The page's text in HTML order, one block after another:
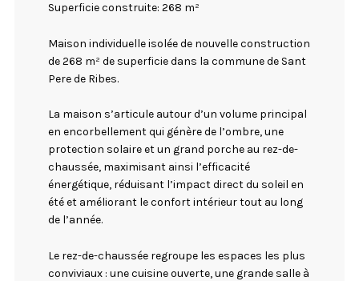
Superficie construite: 268 m²
Maison individuelle isolée de nouvelle construction
de 268 m² de superficie dans la commune de Sant
Pere de Ribes.
La maison s’articule autour d’un volume principal
en encorbellement qui génère de l’ombre, une
protection solaire et un grand porche au rez-de-
chaussée, maximisant ainsi l’efficacité
énergétique, réduisant l’impact direct du soleil en
été et améliorant le confort intérieur tout au long
de l’année.
Le rez-de-chaussée regroupe les espaces les plus
conviviaux : une cuisine ouverte, une grande salle à